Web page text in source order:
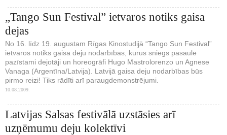
„Tango Sun Festival” ietvaros notiks gaisa
dejas
No 16. līdz 19. augustam Rīgas Kinostudijā “Tango Sun Festival”
ietvaros notiks gaisa deju nodarbības, kurus sniegs pasaulē
pazīstami dejotāji un horeogrāfi Hugo Mastrolorenzo un Agnese
Vanaga (Argentīna/Latvija). Latvijā gaisa deju nodarbības būs
pirmo reizi! Tiks rādīti arī paraugdemonstrējumi.
10.08.2009.
Latvijas Salsas festivālā uzstāsies arī
uzņēmumu deju kolektīvi